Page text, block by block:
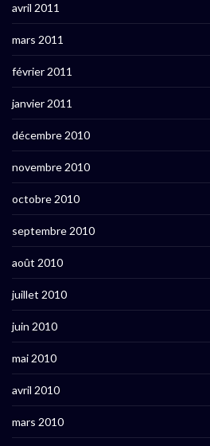
avril 2011
mars 2011
février 2011
janvier 2011
décembre 2010
novembre 2010
octobre 2010
septembre 2010
août 2010
juillet 2010
juin 2010
mai 2010
avril 2010
mars 2010